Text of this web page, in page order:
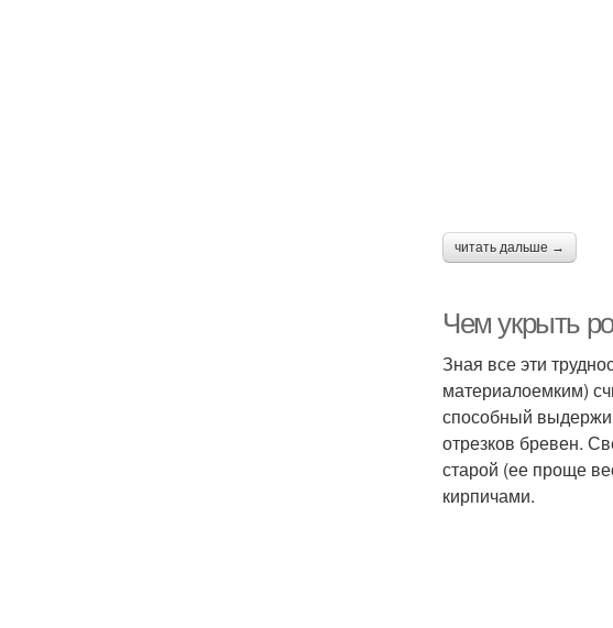
читать дальше →
Чем укрыть
Зная все эти
материалоемким)
способный
отрезков бревен.
старой (ее проще
кирпичами.